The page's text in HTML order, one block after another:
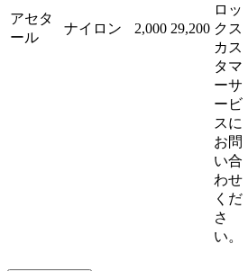
アセタ
ール
ナイロン 2,000 29,200
ロッ
クス
カス
タマ
ーサ
ービ
スに
お問
い合
わせ
くだ
さ
い。